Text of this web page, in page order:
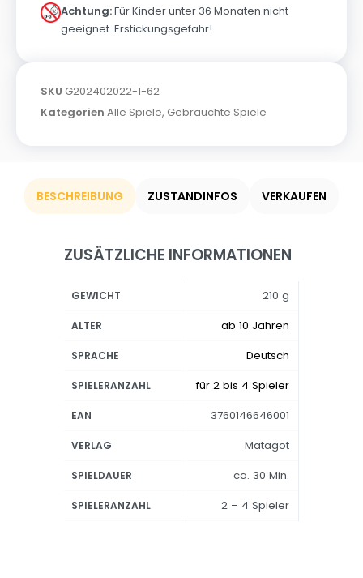
Achtung:Für Kinder unter 36 Monaten nicht
geeignet. Erstickungsgefahr!
SKU G202402022-1-62
Kategorien Alle Spiele, Gebrauchte Spiele
BESCHREIBUNG ZUSTANDINFOS VERKAUFEN
ZUSÄTZLICHE INFORMATIONEN
GEWICHT 210 g
ALTER ab 10 Jahren
SPRACHE Deutsch
SPIELERANZAHL für 2 bis 4 Spieler
EAN 3760146646001
VERLAG Matagot
SPIELDAUER ca. 30 Min.
SPIELERANZAHL 2 – 4 Spieler